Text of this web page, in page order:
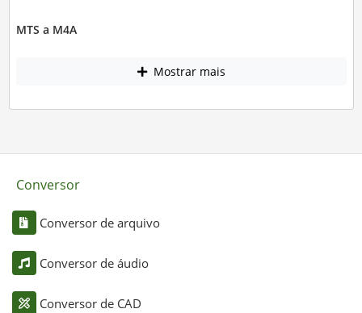
MTS a M4A
Mostrar mais
Conversor
Conversor de arquivo
Conversor de áudio
Conversor de CAD